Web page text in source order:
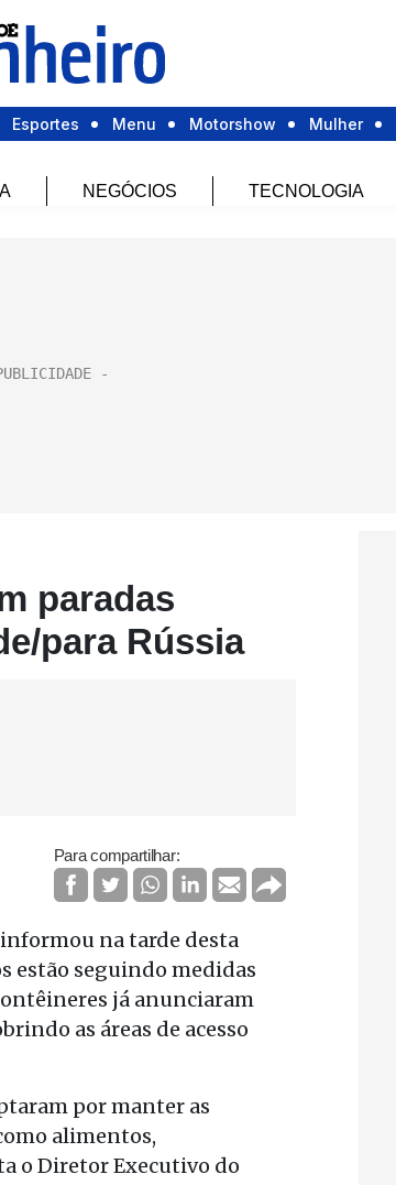
Esportes Menu Motorshow Mulher
NEGÓCIOS TECNOLOGIA
paradas
para Rússia
Para compartilhar:
na tarde desta
estão seguindo medidas
já anunciaram
as áreas de acesso
por manter as
alimentos,
o Diretor Executivo do